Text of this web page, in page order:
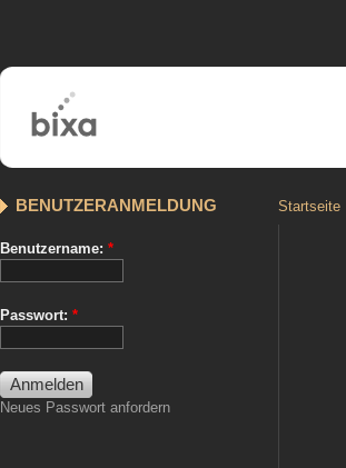
BENUTZERANMELDUNG
Benutzername: *
Passwort: *
Neues Passwort anfordern
Startseite